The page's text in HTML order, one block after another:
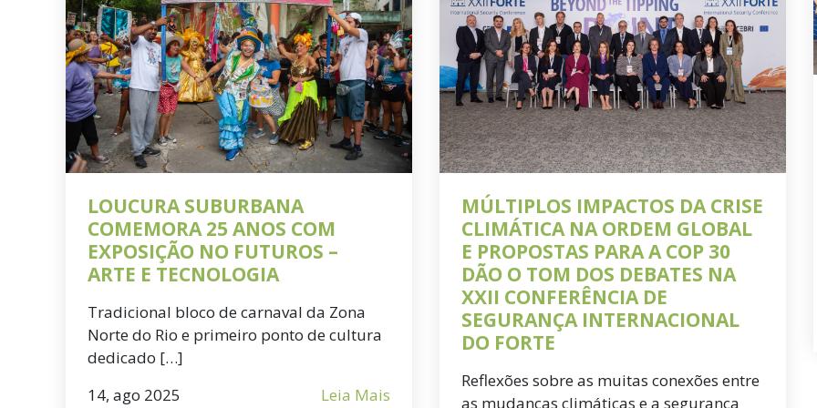
LOUCURA SUBURBANA
COMEMORA 25 ANOS COM
EXPOSIÇÃO NO FUTUROS –
ARTE E TECNOLOGIA
Tradicional bloco de carnaval da Zona
Norte do Rio e primeiro ponto de cultura
dedicado […]
14, ago 2025
Leia Mais
MÚLTIPLOS IMPACTOS DA CRISE
CLIMÁTICA NA ORDEM GLOBAL
E PROPOSTAS PARA A COP 30
DÃO O TOM DOS DEBATES NA
XXII CONFERÊNCIA DE
SEGURANÇA INTERNACIONAL
DO FORTE
Reflexões sobre as muitas conexões entre
as mudanças climáticas e a segurança